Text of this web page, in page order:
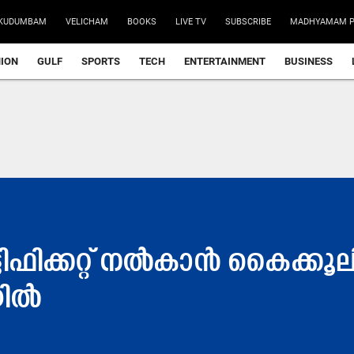
VELICHAM BOOKS LIVE TV SUBSCRIBE MADHYAMAM
GULF SPORTS TECH ENTERTAINMENT BUSINESS
നൽകാൻ